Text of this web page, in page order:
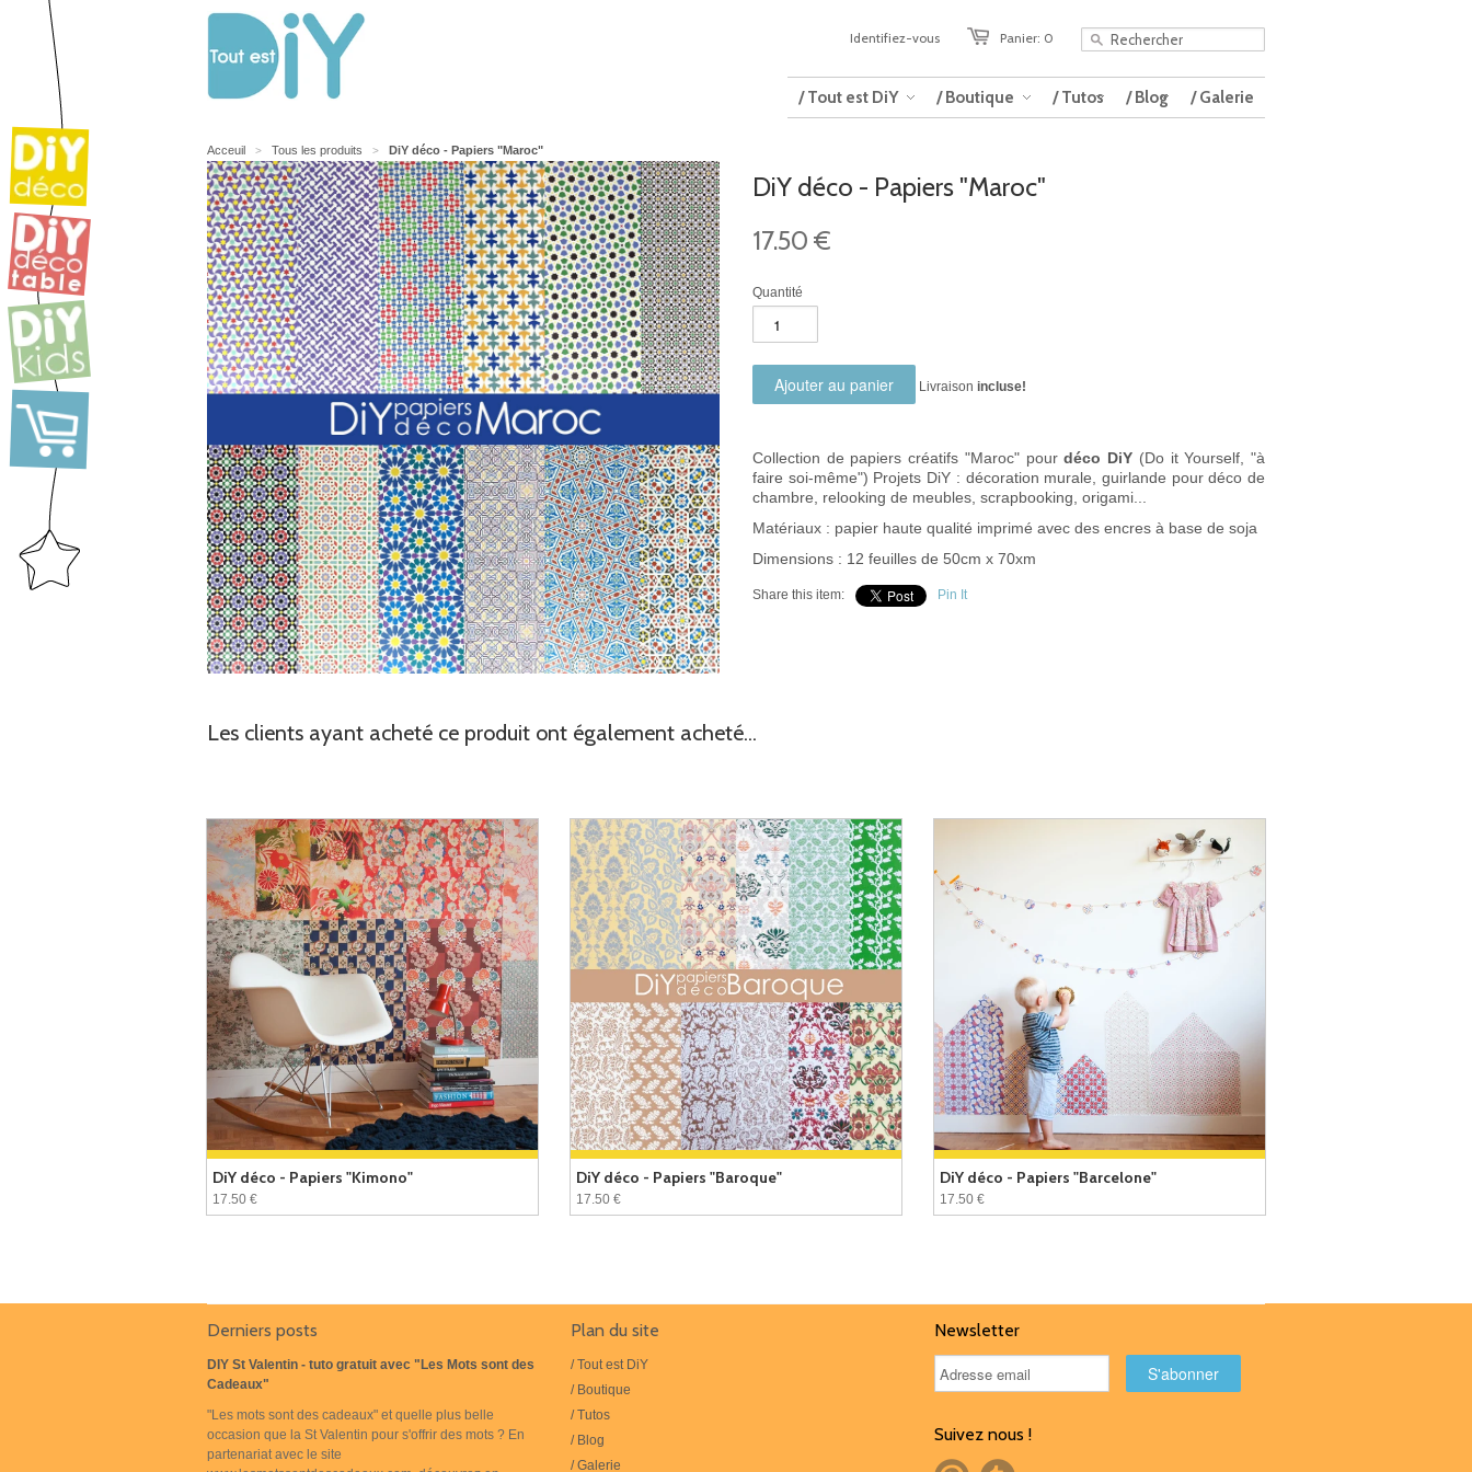
Panier: 0
Identifiez-vous
/ Tout est DiY / Boutique / Tutos / Blog / Galerie
Acceuil > Tous les produits > DiY déco - Papiers "Maroc"
DiY déco - Papiers "Maroc"
17.50 €
Quantité
Livraison incluse!
Collection de papiers créatifs "Maroc" pourdéco DiY (Do it Yourself, "à
faire soi-même") Projets DiY : décoration murale,
guirlande pour déco de
chambre, relooking de meubles, scrapbooking, origami...
Matériaux : papier haute qualité imprimé avec des encres à base de soja
Dimensions : 12 feuilles de 50cm x 70xm
Share this item: Pin It
Les clients ayant acheté ce produit ont également acheté...
DiY déco - Papiers "Kimono"
17.50 €
DiY déco - Papiers "Baroque"
17.50 €
DiY déco - Papiers "Barcelone"
17.50 €
Derniers posts
DIY St Valentin - tuto gratuit avec "Les Mots sont des
Cadeaux"
"Les mots sont des cadeaux" et quelle plus belle
occasion que la St Valentin pour s'offrir des mots ? En
partenariat avec le site
Plan du site
/ Tout est DiY
/ Boutique
/ Tutos
/ Blog
/ Galerie
Newsletter
Suivez nous !